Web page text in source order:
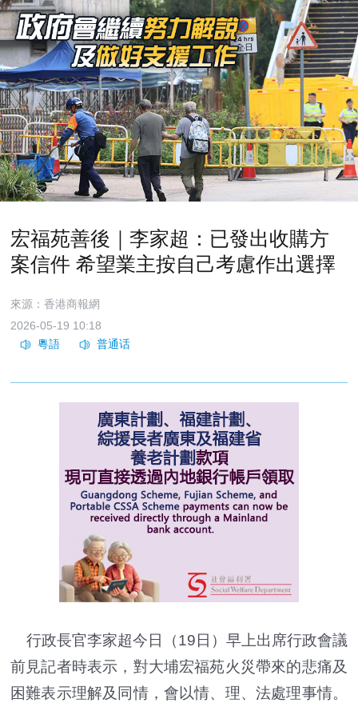
宏福苑善後｜李家超：已發出收購方
案信件 希望業主按自己考慮作出選擇
來源：香港商報網
2026-05-19 10:18
行政長官李家超今日（19日）早上出席行政會議
前見記者時表示，對大埔宏福苑火災帶來的悲痛及
困難表示理解及同情，會以情、理、法處理事情。